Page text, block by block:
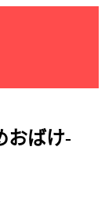
おばけ-